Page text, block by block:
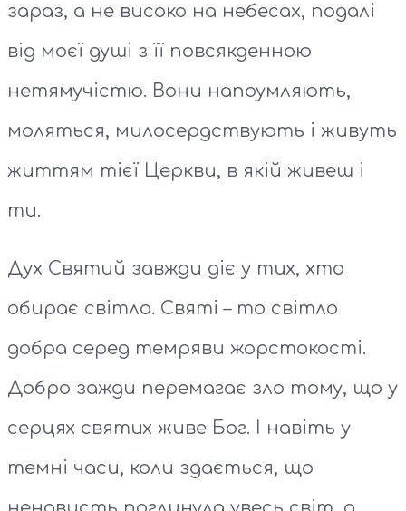
зараз, а не високо на небесах, подалі
від моєї душі з її повсякденною
нетямучістю. Вони напоумляють,
моляться, милосердствують і живуть
життям тієї Церкви, в якій живеш і
ти.
Дух Святий завжди діє у тих, хто
обирає світло. Святі – то світло
добра серед темряви жорстокості.
Добро зажди перемагає зло тому, що у
серцях святих живе Бог. І навіть у
темні часи, коли здається, що